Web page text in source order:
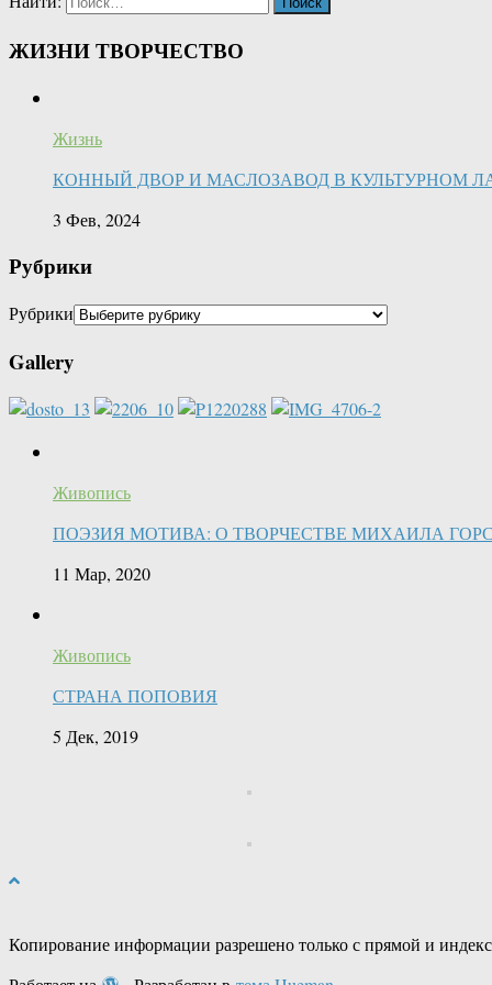
ЖИЗНИ ТВОРЧЕСТВО
Жизнь
КОННЫЙ ДВОР И МАСЛОЗАВОД В КУЛЬТУРНОМ
3 Фев, 2024
Рубрики
Рубрики
Gallery
Живопись
ПОЭЗИЯ МОТИВА: О ТВОРЧЕСТВЕ МИХАИЛА
11 Мар, 2020
Живопись
СТРАНА ПОПОВИЯ
5 Дек, 2019
Копирование информации разрешено только с прямой и